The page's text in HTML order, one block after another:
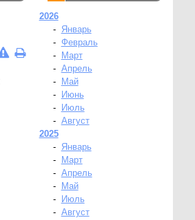
2026
-
Январь
- Февраль
-
Март
- Апрель
-
Май
-
Июнь
-
Июль
- Август
2025
-
Январь
-
Март
- Апрель
-
Май
-
Июль
- Август